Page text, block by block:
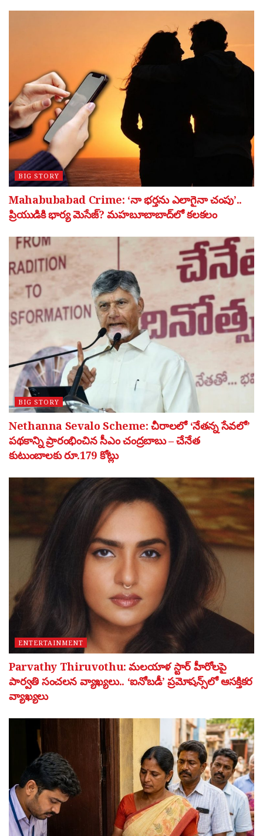
BIG STORY
Mahabubabad Crime: ‘నా భర్తను ఎలాగైనా చంపు’..
ప్రియుడికి భార్య మెసేజ్? మహబూబాబాద్‌లో కలకలం
BIG STORY
Nethanna Sevalo Scheme: చీరాలలో ‘నేతన్న సేవలో’
పథకాన్ని ప్రారంభించిన సీఎం చంద్రబాబు – చేనేత
కుటుంబాలకు రూ.179 కోట్లు
ENTERTAINMENT
Parvathy Thiruvothu: మలయాళ స్టార్ హీరోలపై
పార్వతి సంచలన వ్యాఖ్యలు.. ‘ఐనోబడీ’ ప్రమోషన్స్‌లో ఆసక్తికర
వ్యాఖ్యలు